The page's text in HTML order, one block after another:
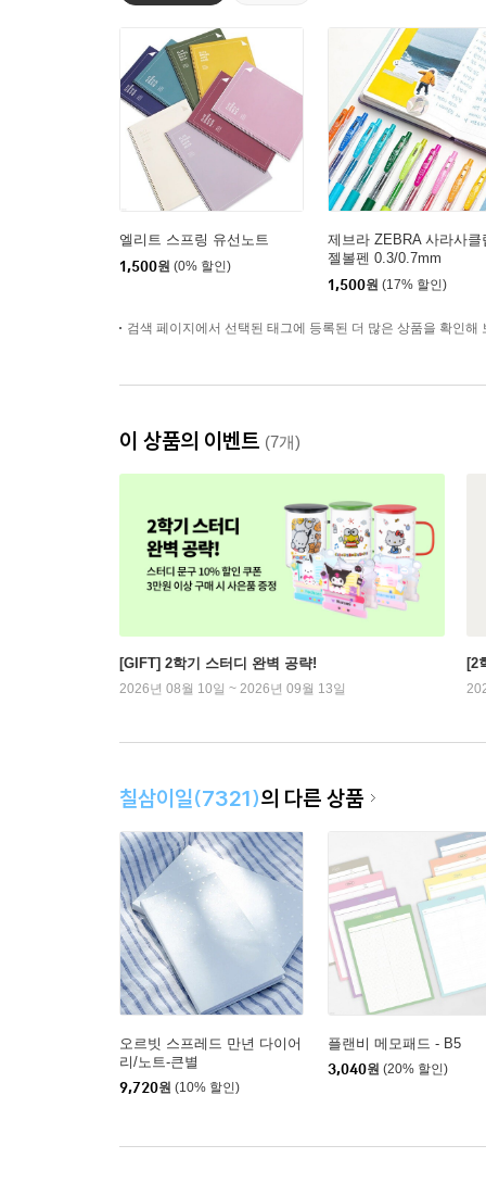
엘리트 스프링 유선노트
1,500원 (0% 할인)
제브라 ZEBRA 사라사클
젤볼펜 0.3/0.7mm
1,500원 (17% 할인)
검색 페이지에서 선택된 태그에 등록된 더 많은 상품을 확인해
이 상품의 이벤트 (7개)
[GIFT] 2학기 스터디 완벽 공략!
2026년 08월 10일 ~ 2026년 09월 13일
[2
칠삼이일(7321)의 다른 상품
오르빗 스프레드 만년 다이어
리/노트-큰별
9,720원 (10% 할인)
플랜비 메모패드 - B5
3,040원 (20% 할인)